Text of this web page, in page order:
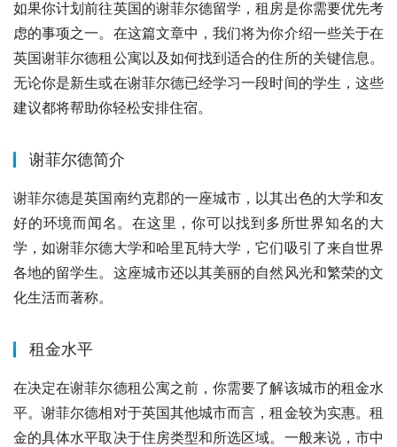
如果你计划前往英国的谢菲尔德留学，租房是你需要优先考
虑的事项之一。在这篇文章中，我们将为你介绍一些关于在
英国谢菲尔德租公寓以及如何找到适合的住所的关键信息。
无论你是新生或在谢菲尔德已经学习一段时间的学生，这些
建议都将帮助你轻松安排住宿。
谢菲尔德简介
谢菲尔德是英国南约克郡的一座城市，以其出色的大学和友
好的环境而闻名。在这里，你可以找到多所世界知名的大
学，如谢菲尔德大学和哈里瓦特大学，它们吸引了来自世界
各地的留学生。这座城市还以其美丽的自然风光和繁荣的文
化生活而著称。
租金水平
在决定在谢菲尔德租公寓之前，你需要了解该城市的租金水
平。谢菲尔德相对于英国其他城市而言，租金较为实惠。租
金的具体水平取决于住房类型和所选区域。一般来说，市中